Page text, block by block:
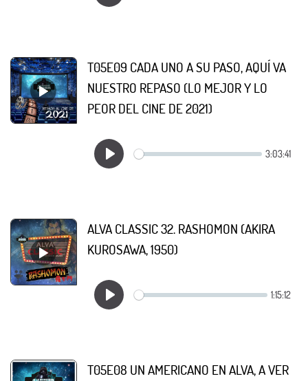
T05E09 CADA UNO A SU PASO, AQUÍ VA
NUESTRO REPASO (LO MEJOR Y LO
PEOR DEL CINE DE 2021)
ALVA CLASSIC 32. RASHOMON (AKIRA
KUROSAWA, 1950)
T05E08 UN AMERICANO EN ALVA, A VER